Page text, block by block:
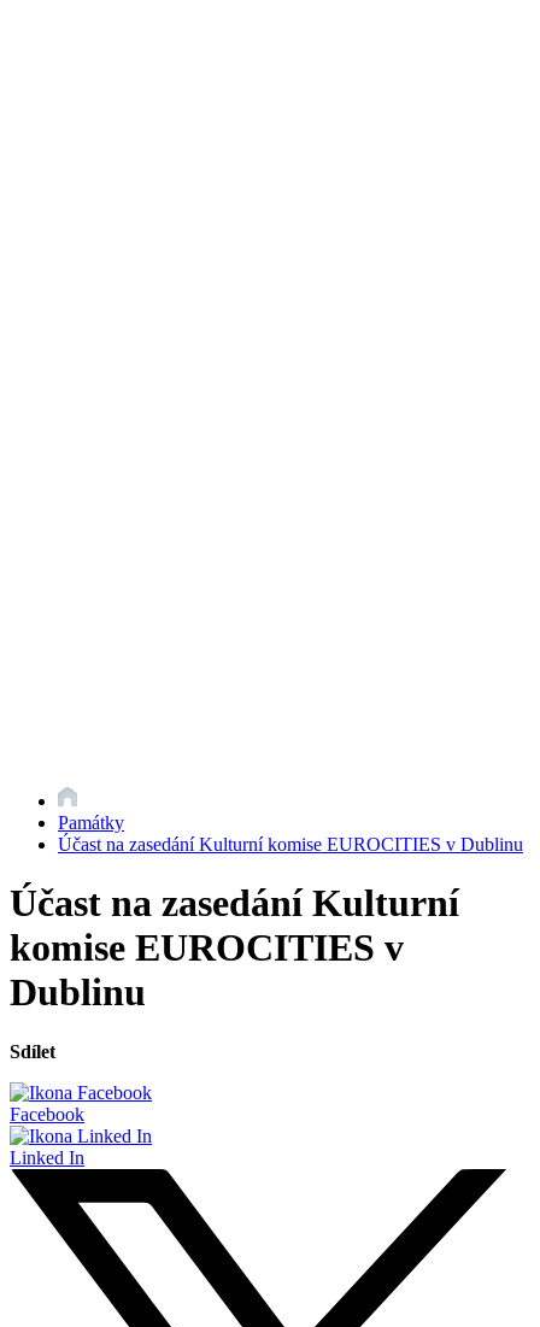
Památky
Účast na zasedání Kulturní komise EUROCITIES v Dublinu
Účast na zasedání Kulturní
komise EUROCITIES v
Dublinu
Sdílet
Facebook
Linked In